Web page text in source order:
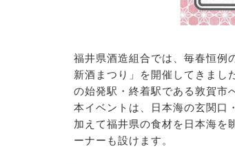
福井県酒造組合では、毎春恒例
新酒まつり」を開催してきまし
の始発駅・終着駅である敦賀市
本イベントは、日本海の玄関口
加えて福井県の食材を日本海を
ーナーも設けます。